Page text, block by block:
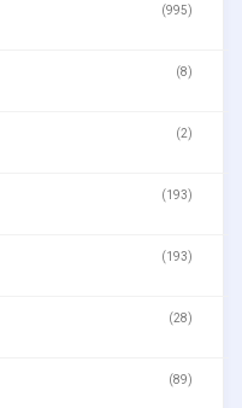
(995)
(8)
(2)
(193)
(193)
(28)
(89)